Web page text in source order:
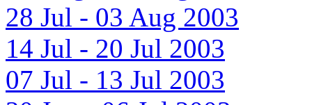
28 Jul - 03 Aug 2003
14 Jul - 20 Jul 2003
07 Jul - 13 Jul 2003